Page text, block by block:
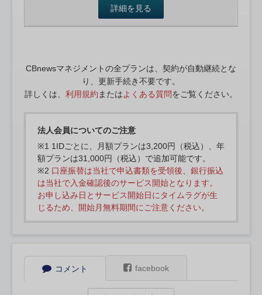
詳細を見る
CBnewsマネジメントの全プランは、契約が自動継続とな
り、更新手続き不要です。
詳しくは、 利用規約 またはよくある質問をご覧ください。
法人会員についてのご注意
※1 1IDごとに、月額プランは3,200円（税込）、年
額プランは31,000円（税込）で追加可能です。
※2 口座振替は当社で申込書類を受領後、銀行振込
は当社で入金確認後のサービス開始となります。
お申し込み日とサービス開始日にタイムラグが生
じるため、開始月無料期間にご注意ください。
コメント facebook